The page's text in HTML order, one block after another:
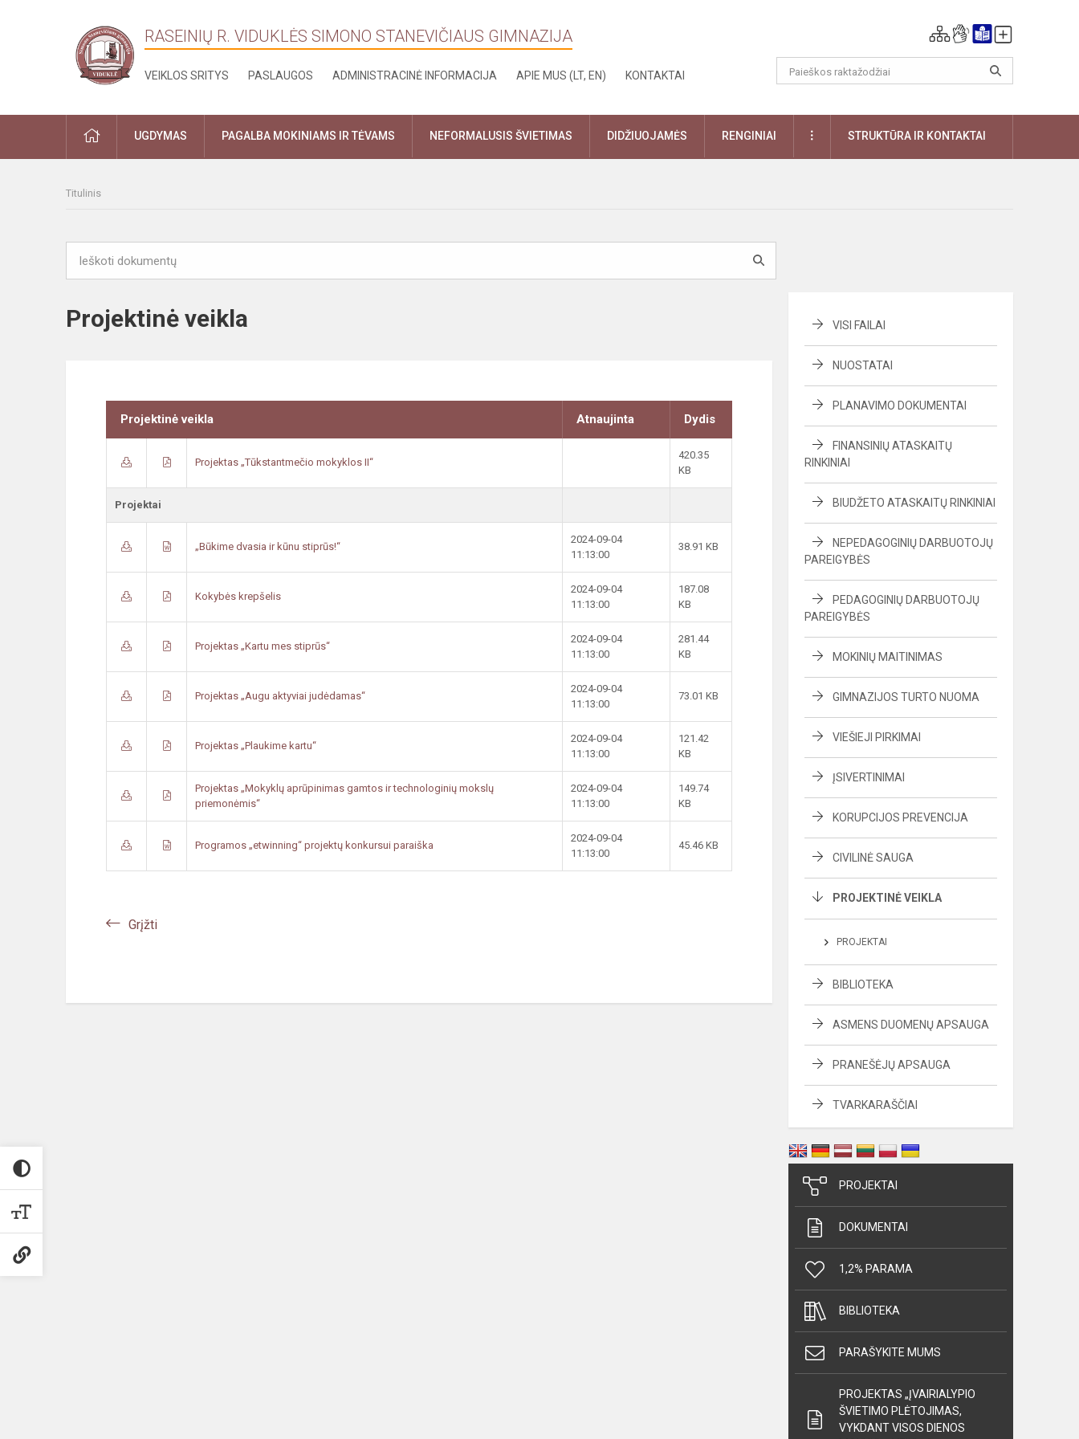
RASEINIŲ R. VIDUKLĖS SIMONO STANEVIČIAUS GIMNAZIJA
VEIKLOS SRITYS PASLAUGOS ADMINISTRACINĖ INFORMACIJA APIE MUS (LT, EN) KONTAKTAI
PRADŽIAUGDYMAS PAGALBA MOKINIAMS IR TĖVAMS NEFORMALUSIS ŠVIETIMAS DIDŽIUOJAMĖS RENGINIAI DAUGIAUSTRUKTŪRA IR KONTAKTAI
Titulinis
Projektinė veikla
Projektinė veikla Atnaujinta Dydis
Projektas „Tūkstantmečio mokyklos II“
420.35
KB
Projektai
„Būkime dvasia ir kūnu stiprūs!“
2024-09-04
11:13:00
38.91 KB
Kokybės krepšelis
2024-09-04
11:13:00
187.08
KB
Projektas „Kartu mes stiprūs“
2024-09-04
11:13:00
281.44
KB
Projektas „Augu aktyviai judėdamas“
2024-09-04
11:13:00
73.01 KB
Projektas „Plaukime kartu“
2024-09-04
11:13:00
121.42
KB
Projektas „Mokyklų aprūpinimas gamtos ir technologinių mokslų
priemonėmis“
2024-09-04
11:13:00
149.74
KB
Programos „etwinning“ projektų konkursui paraiška
2024-09-04
11:13:00
45.46 KB
Grįžti
VISI FAILAI
NUOSTATAI
PLANAVIMO DOKUMENTAI
FINANSINIŲ ATASKAITŲ
RINKINIAI
BIUDŽETO ATASKAITŲ RINKINIAI
NEPEDAGOGINIŲ DARBUOTOJŲ
PAREIGYBĖS
PEDAGOGINIŲ DARBUOTOJŲ
PAREIGYBĖS
MOKINIŲ MAITINIMAS
GIMNAZIJOS TURTO NUOMA
VIEŠIEJI PIRKIMAI
ĮSIVERTINIMAI
KORUPCIJOS PREVENCIJA
CIVILINĖ SAUGA
PROJEKTINĖ VEIKLA
PROJEKTAI
BIBLIOTEKA
ASMENS DUOMENŲ APSAUGA
PRANEŠĖJŲ APSAUGA
TVARKARAŠČIAI
PROJEKTAI
DOKUMENTAI
1,2% PARAMA
BIBLIOTEKA
PARAŠYKITE MUMS
PROJEKTAS „ĮVAIRIALYPIO
ŠVIETIMO PLĖTOJIMAS,
VYKDANT VISOS DIENOS